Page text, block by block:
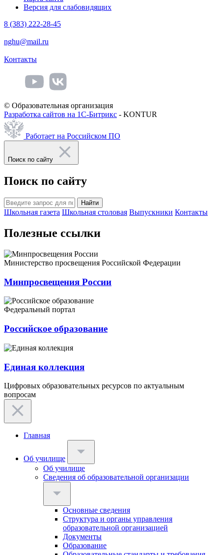
Версия для слабовидящих
8 (383) 222-28-45
nghu@mail.ru
Контакты
© Образовательная организация
Разработка сайтов на 1С-Битрикс - KONTUR
Работает на Российском ПО
Поиск по сайту
Поиск по сайту
Найти
Школьная газета Школьная столовая Выпускники Контакты
Полезные ссылки
Министерство просвещения Российской Федерации
Минпросвещения России
Федеральный портал
Российское образование
Единая коллекция
Цифровых образовательных ресурсов по актуальным
вопросам
Главная
Об училище
Об училище
Сведения об образовательной организации
Основные сведения
Структура и органы управления
образовательной организацией
Документы
Образование